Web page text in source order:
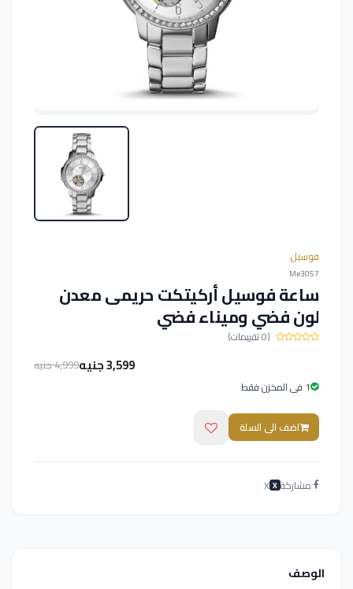
فوسيل
Me3057
ساعة فوسيل أركيتكت حريمى معدن
لون فضي وميناء فضي
(0 تقييمات)
3,599 جنيه
4,999 جنيه
1 فى المخزن فقط
اضف الى السلة
مشاركة X
X
الوصف